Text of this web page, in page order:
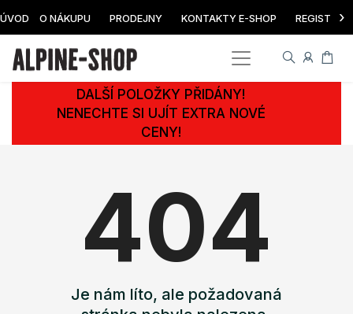
ÚVOD O NÁKUPU PRODEJNY KONTAKTY E-SHOP ›
DALŠÍ POLOŽKY PŘIDÁNY!
NENECHTE SI UJÍT EXTRA NOVÉ
CENY!
404
Je nám líto, ale požadovaná